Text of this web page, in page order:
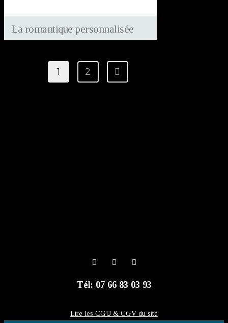
La romantique personnalisée
1 2
Tél: 07 66 83 03 93
Lire les CGU & CGV du site